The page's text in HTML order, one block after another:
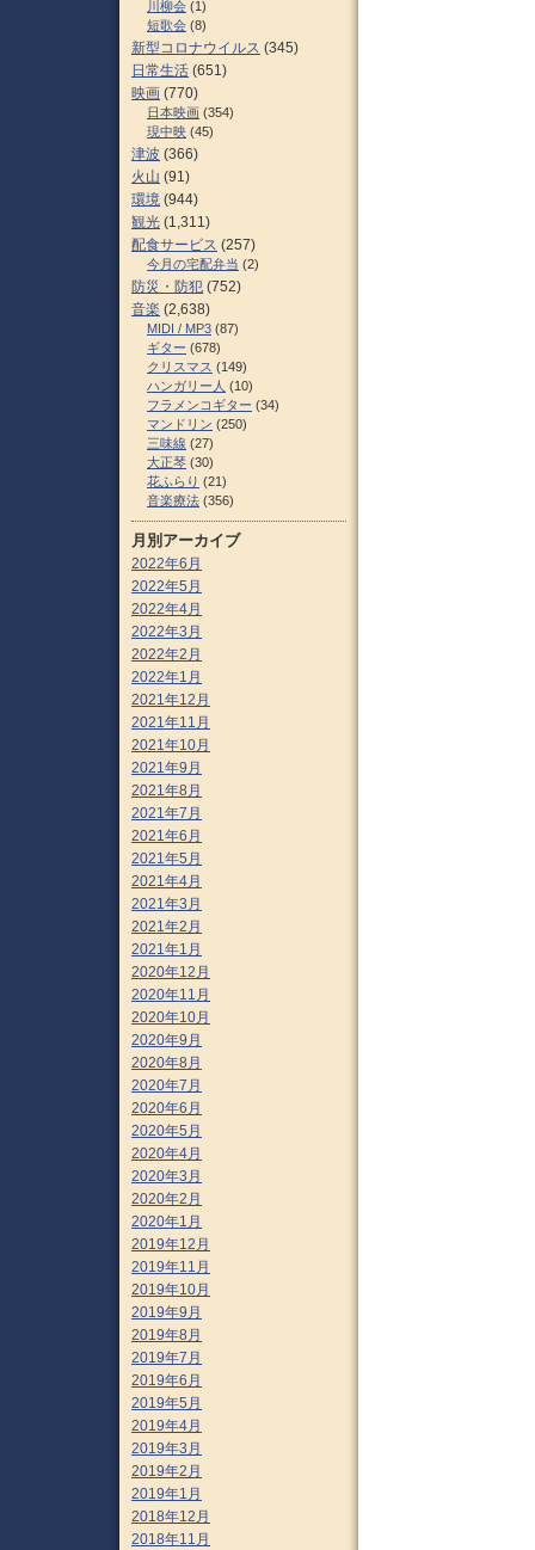
川柳会 (1)
短歌会 (8)
新型コロナウイルス (345)
日常生活 (651)
映画 (770)
日本映画 (354)
現中映 (45)
津波 (366)
火山 (91)
環境 (944)
観光 (1,311)
配食サービス (257)
今月の宅配弁当 (2)
防災・防犯 (752)
音楽 (2,638)
MIDI / MP3 (87)
ギター (678)
クリスマス (149)
ハンガリー人 (10)
フラメンコギター (34)
マンドリン (250)
三味線 (27)
大正琴 (30)
花ふらり (21)
音楽療法 (356)
月別アーカイブ
2022年6月
2022年5月
2022年4月
2022年3月
2022年2月
2022年1月
2021年12月
2021年11月
2021年10月
2021年9月
2021年8月
2021年7月
2021年6月
2021年5月
2021年4月
2021年3月
2021年2月
2021年1月
2020年12月
2020年11月
2020年10月
2020年9月
2020年8月
2020年7月
2020年6月
2020年5月
2020年4月
2020年3月
2020年2月
2020年1月
2019年12月
2019年11月
2019年10月
2019年9月
2019年8月
2019年7月
2019年6月
2019年5月
2019年4月
2019年3月
2019年2月
2019年1月
2018年12月
2018年11月